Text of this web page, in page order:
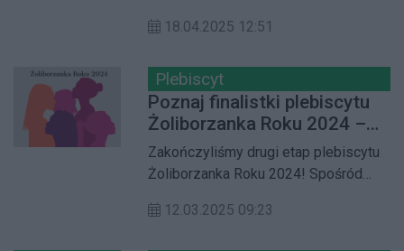
uroczysta, finałowa gala, podczas
czytelników i czytelniczek Gazety
Żoliborza w plebiscycie na
Żoliborzankę Roku 2024. W tym roku
na finalistki oddano łącznie
rekordowe 145 tys. głosów.
18.04.2025 12:51
Plebiscyt
Poznaj finalistki plebiscytu
Żoliborzanka Roku 2024 –
czas na głosowanie!
Zakończyliśmy drugi etap plebiscytu
Żoliborzanka Roku 2024! Spośród
wyjątkowych kobiet, które teraz
12.03.2025 09:23